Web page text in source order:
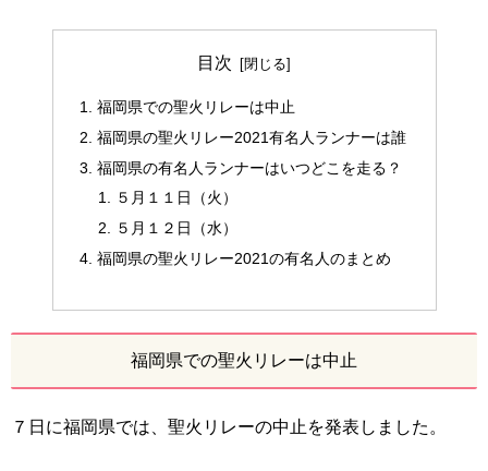
目次
福岡県での聖火リレーは中止
福岡県の聖火リレー2021有名人ランナーは誰
福岡県の有名人ランナーはいつどこを走る？
５月１１日（火）
５月１２日（水）
福岡県の聖火リレー2021の有名人のまとめ
福岡県での聖火リレーは中止
７日に福岡県では、聖火リレーの中止を発表しました。